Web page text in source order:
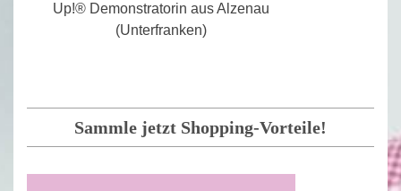
Up!® Demonstratorin aus Alzenau
(Unterfranken)
Sammle jetzt Shopping-Vorteile!